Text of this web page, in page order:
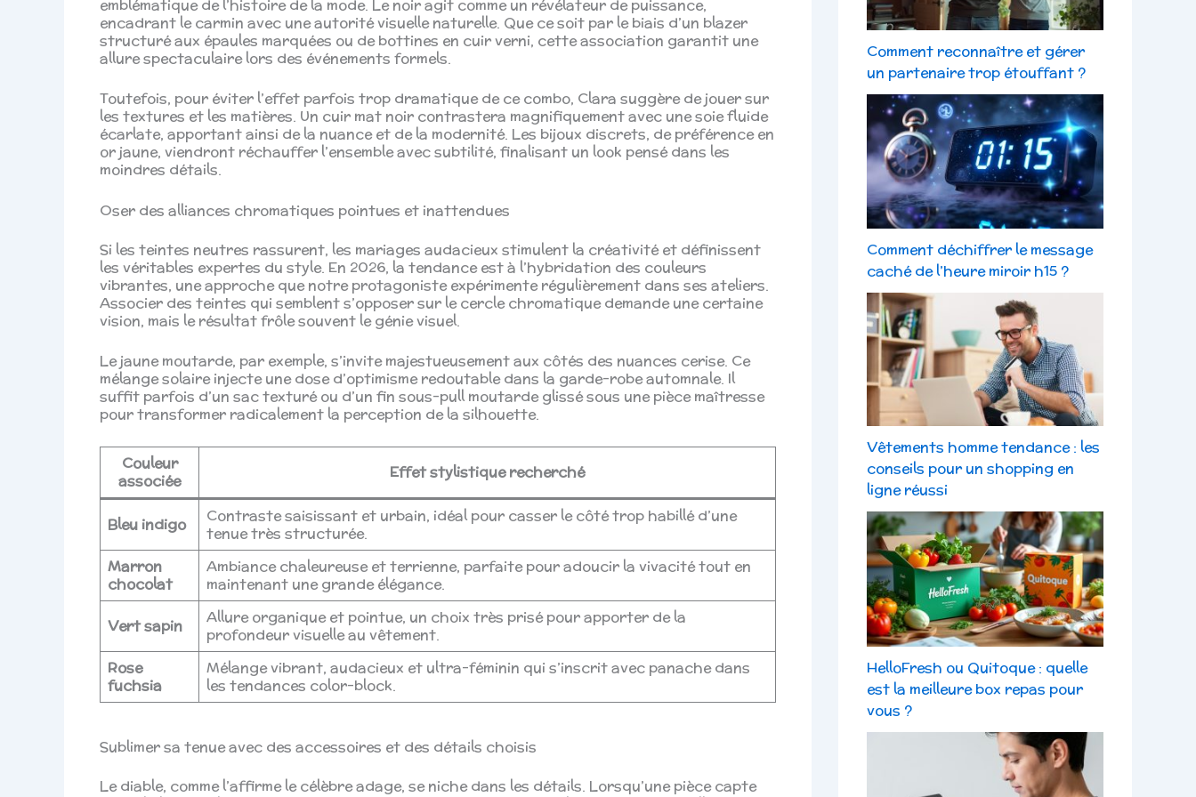
emblématique de l’histoire de la mode. Le noir agit comme un révélateur de puissance,
encadrant le carmin avec une autorité visuelle naturelle. Que ce soit par le biais d’un blazer
structuré aux épaules marquées ou de bottines en cuir verni, cette association garantit une
allure spectaculaire lors des événements formels.
Toutefois, pour éviter l’effet parfois trop dramatique de ce combo, Clara suggère de jouer sur
les textures et les matières. Un cuir mat noir contrastera magnifiquement avec une soie fluide
écarlate, apportant ainsi de la nuance et de la modernité. Les bijoux discrets, de préférence en
or jaune, viendront réchauffer l’ensemble avec subtilité, finalisant un look pensé dans les
moindres détails.
Oser des alliances chromatiques pointues et inattendues
Si les teintes neutres rassurent, les mariages audacieux stimulent la créativité et définissent
les véritables expertes du style. En 2026, la tendance est à l’hybridation des couleurs
vibrantes, une approche que notre protagoniste expérimente régulièrement dans ses ateliers.
Associer des teintes qui semblent s’opposer sur le cercle chromatique demande une certaine
vision, mais le résultat frôle souvent le génie visuel.
Le jaune moutarde, par exemple, s’invite majestueusement aux côtés des nuances cerise. Ce
mélange solaire injecte une dose d’optimisme redoutable dans la garde-robe automnale. Il
suffit parfois d’un sac texturé ou d’un fin sous-pull moutarde glissé sous une pièce maîtresse
pour transformer radicalement la perception de la silhouette.
Couleur
associée
Effet stylistique recherché
Bleu indigo
Contraste saisissant et urbain, idéal pour casser le côté trop habillé d’une
tenue très structurée.
Marron
chocolat
Ambiance chaleureuse et terrienne, parfaite pour adoucir la vivacité tout en
maintenant une grande élégance.
Vert sapin
Allure organique et pointue, un choix très prisé pour apporter de la
profondeur visuelle au vêtement.
Rose
fuchsia
Mélange vibrant, audacieux et ultra-féminin qui s’inscrit avec panache dans
les tendances color-block.
Sublimer sa tenue avec des accessoires et des détails choisis
Le diable, comme l’affirme le célèbre adage, se niche dans les détails. Lorsqu’une pièce capte
Comment reconnaître et gérer
un partenaire trop étouffant ?
Comment déchiffrer le message
caché de l’heure miroir h15 ?
Vêtements homme tendance : les
conseils pour un shopping en
ligne réussi
HelloFresh ou Quitoque : quelle
est la meilleure box repas pour
vous ?